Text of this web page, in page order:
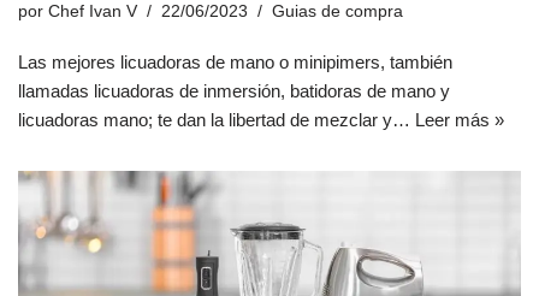
por Chef Ivan V 22/06/2023 Guias de compra
Las mejores licuadoras de mano o minipimers, también
llamadas licuadoras de inmersión, batidoras de mano y
licuadoras mano; te dan la libertad de mezclar y… Leer más »